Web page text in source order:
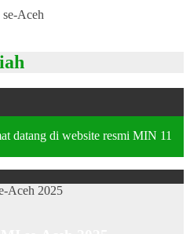
datang di website resmi MIN 11